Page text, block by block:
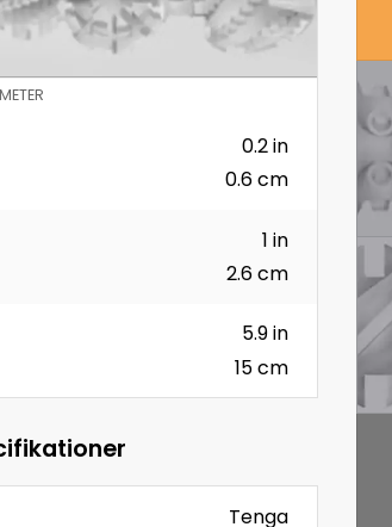
0.2 in
0.6 cm
1 in
2.6 cm
5.9 in
15 cm
Tenga